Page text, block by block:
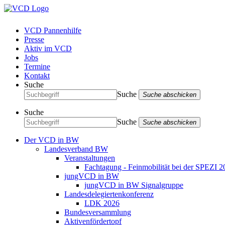
VCD Pannenhilfe
Presse
Aktiv im VCD
Jobs
Termine
Kontakt
Suche
Suche
Suche abschicken
Suche
Suche
Suche abschicken
Der VCD in BW
Landesverband BW
Veranstaltungen
Fachtagung - Feinmobilität bei der SPEZI
jungVCD in BW
jungVCD in BW Signalgruppe
Landesdelegiertenkonferenz
LDK 2026
Bundesversammlung
Aktivenfördertopf